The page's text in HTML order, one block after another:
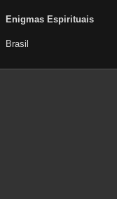
Enigmas Espirituais
Brasil